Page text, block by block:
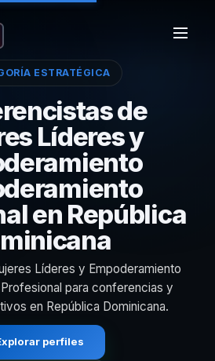
ESTRATÉGICA
de
Líderes y
en República
Líderes y Empoderamiento
para conferencias y
en República Dominicana.
perfiles